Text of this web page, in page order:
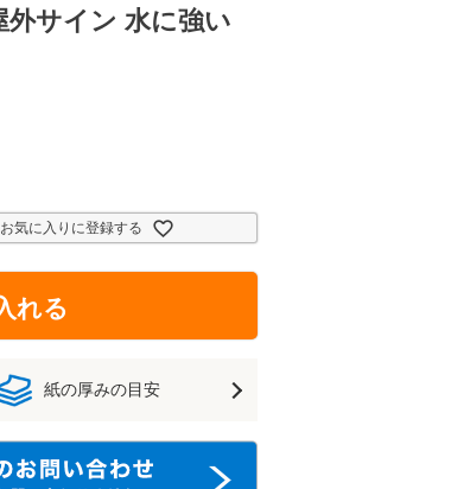
サイン 水に強い
お気に入りに登録する
れる
紙の厚みの目安